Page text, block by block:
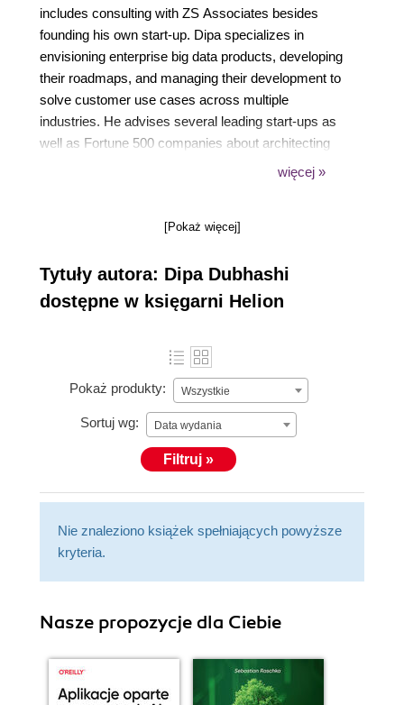
includes consulting with ZS Associates besides
founding his own start-up. Dipa specializes in
envisioning enterprise big data products, developing
their roadmaps, and managing their development to
solve customer use cases across multiple
industries. He advises several leading start-ups as
well as Fortune 500 companies about architecting
and implementing their next-generation big data
and is a regular speaker at big data meetups and
więcej »
[Pokaż więcej]
Tytuły autora: Dipa Dubhashi
dostępne w księgarni Helion
Pokaż produkty: Wszystkie
Sortuj wg: Data wydania
Filtruj »
Nie znaleziono książek spełniających powyższe
kryteria.
Nasze propozycje dla Ciebie